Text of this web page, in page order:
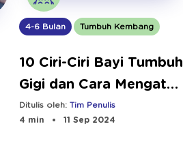
4-6 Bulan Tumbuh Kembang
10 Ciri-Ciri Bayi Tumbuh
Gigi dan Cara Mengatasi
Sakitnya
Ditulis oleh:Tim Penulis
4 min
11 Sep 2024